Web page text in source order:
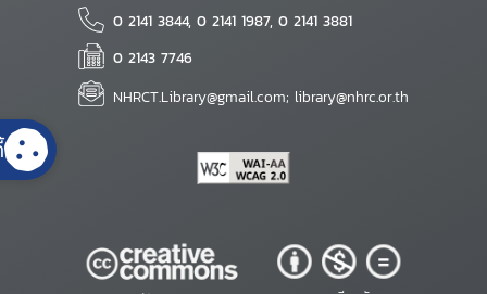
0 2141 3844, 0 2141 1987, 0 2141 3881
0 2143 7746
NHRCT.Library@gmail.com; library@nhrc.or.th